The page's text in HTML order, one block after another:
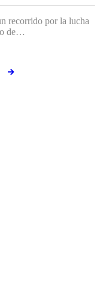
recorrido por la lucha
de…